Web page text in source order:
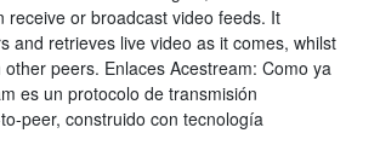
receive or broadcast video feeds. It
and retrieves live video as it comes, whilst
peers. Enlaces Acestream: Como ya
es un protocolo de transmisión
peer, construido con tecnología